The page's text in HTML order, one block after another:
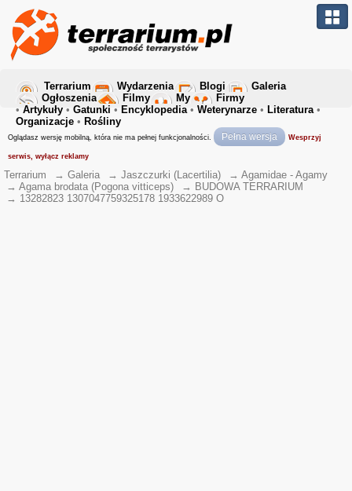
Terrarium Wydarzenia Blogi
Galeria
Ogłoszenia
Filmy My
Firmy
• Artykuły • Gatunki • Encyklopedia• Weterynarze • Literatura•
Organizacje • Rośliny
Oglądasz wersję mobilną, która nie ma pełnej funkcjonalności. Pełna wersja Wesprzyj
serwis, wyłącz reklamy
Terrarium → Galeria → Jaszczurki (Lacertilia) → Agamidae - Agamy
→ Agama brodata (Pogona vitticeps) → BUDOWA TERRARIUM
→ 13282823 1307047759325178 1933622989 O